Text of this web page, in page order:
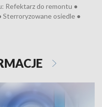
Refektarz do remontu ●
Sterroryzowane osiedle ●